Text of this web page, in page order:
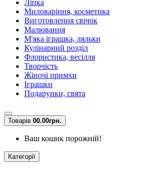
Ліпка
Миловаріння, косметика
Виготовлення свічок
Малювання
М'яка іграшка, ляльки
Кулінарний розділ
Флористика, весілля
Творчість
Жіночі примхи
Іграшки
Подарунки, свята
Товарів 00.00грн.
Ваш кошик порожній!
Категорії